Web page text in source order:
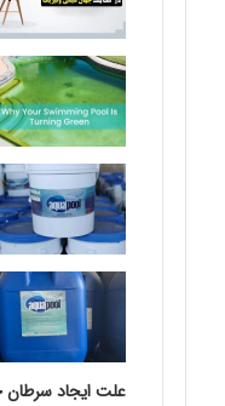
علت ایجاد